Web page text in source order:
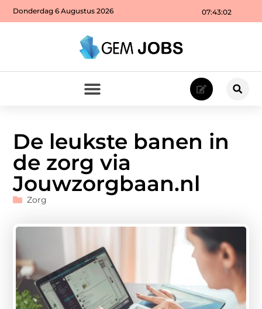
07:43:03
Donderdag 6 Augustus 2026
De leukste banen in
de zorg via
Jouwzorgbaan.nl
Zorg